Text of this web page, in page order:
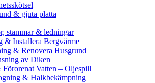
& gjuta platta
stammar & ledningar
& Installera Bergvärme
& Renovera Husgrund
av Diken
Förorenat Vatten – Oljespill
& Halkbekämpning